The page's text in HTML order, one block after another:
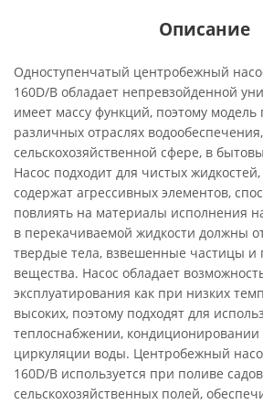
Описание
Одноступенчатый центробежный
160D/B обладает непревзойденной
имеет массу функций, поэтому модель
различных отраслях
сельскохозяйственной сфере, в
Насос подходит для чистых
содержат агрессивных элементов,
повлиять на материалы исполнения
в перекачиваемой жидкости должны
твердые тела, взвешенные частицы и
вещества. Насос обладает
эксплуатирования как при низких
высоких, поэтому подходят для
теплоснабжении, кондиционировании
циркуляции воды. Центробежный
160D/B используется при поливе
сельскохозяйственных полей,